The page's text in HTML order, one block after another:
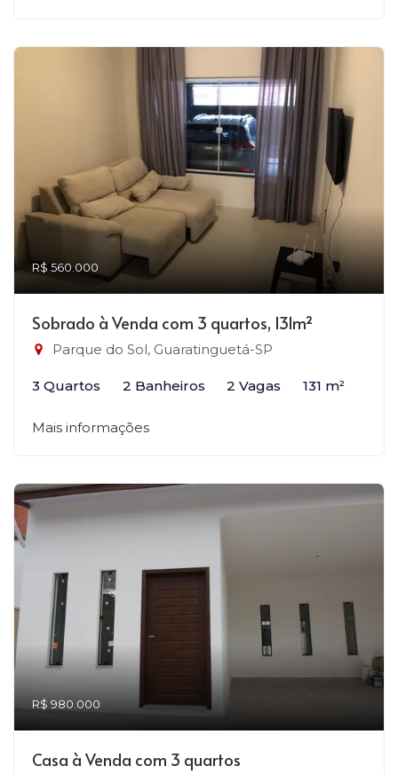
R$ 560.000
Sobrado à Venda com 3 quartos, 131m²
Parque do Sol, Guaratinguetá-SP
3 Quartos 2 Banheiros 2 Vagas 131 m²
Mais informações
R$ 980.000
Casa à Venda com 3 quartos